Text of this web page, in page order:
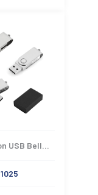
Promosyon USB Bellek 1025
1025